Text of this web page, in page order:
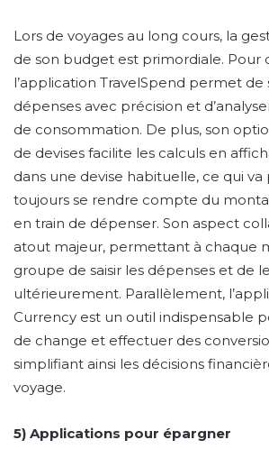
Lors de voyages au long cours, la
de son budget est primordiale. Pour
l’application TravelSpend permet de
dépenses avec précision et
de consommation. De plus, son
de devises facilite les calculs en
dans une devise habituelle, ce qui
toujours se rendre compte du
en train de dépenser. Son aspect
atout majeur, permettant à chaque
groupe de saisir les dépenses et de
ultérieurement. Parallèlement,
Currency est un outil indispensable
de change et effectuer des
simplifiant ainsi les décisions
voyage.
5) Applications pour épargner